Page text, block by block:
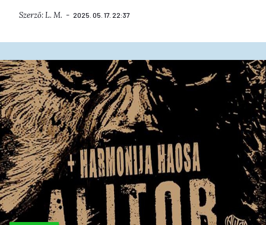
Szerző:L. M. 2025. 05. 17. 22:37